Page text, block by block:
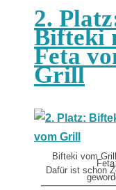
2.
Bifteki
Feta
Grill
Bifteki vom
Feta:
Dafür ist schon